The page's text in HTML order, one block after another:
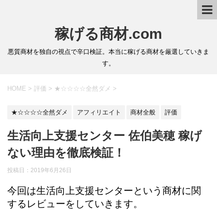
稼げる商材.com
悪質商材を独自の視点で辛口検証。本当に稼げる商材を厳選していきま
す。
HOME > 評価 > ★☆☆☆☆全然ダメ >
★☆☆☆☆全然ダメ アフィリエイト 商材全般 評価
生活向上支援センター 佐伯美穂 稼げ
ない理由を徹底検証！
投稿日：2019年6月26日
今回は生活向上支援センターという商材に関
するレビューをしていきます。